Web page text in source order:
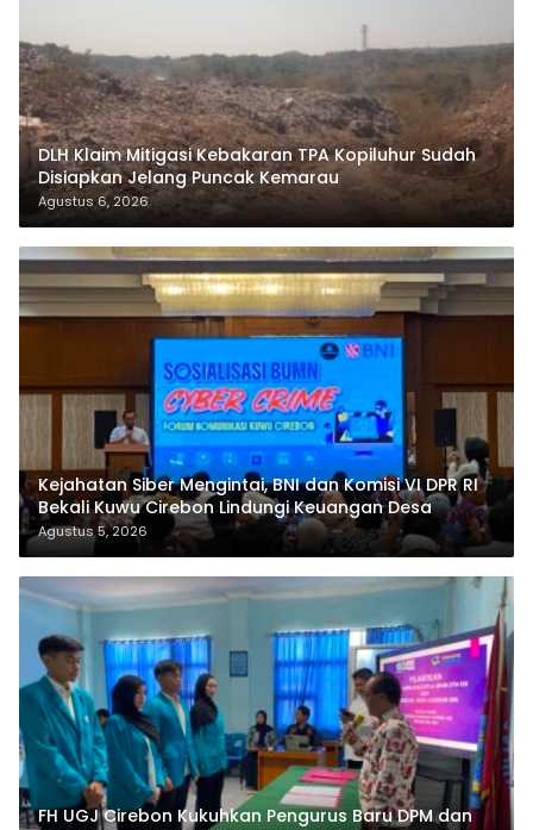
DLH Klaim Mitigasi Kebakaran TPA Kopiluhur Sudah
Disiapkan Jelang Puncak Kemarau
Agustus 6, 2026
Kejahatan Siber Mengintai, BNI dan Komisi VI DPR RI
Bekali Kuwu Cirebon Lindungi Keuangan Desa
Agustus 5, 2026
FH UGJ Cirebon Kukuhkan Pengurus Baru DPM dan